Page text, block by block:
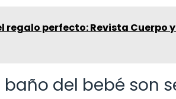
regalo perfecto: Revista Cuerpo
del bebé son